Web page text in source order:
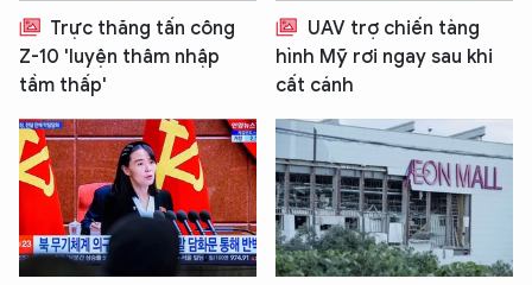
Trực thăng tấn công
Z-10 'luyện thâm nhập
tầm thấp'
UAV trợ chiến tàng
hình Mỹ rơi ngay sau khi
cất cánh